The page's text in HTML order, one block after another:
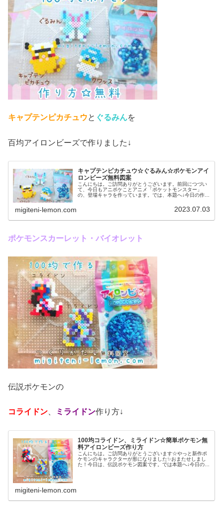
キャプテンピカチュウと ぐるみんを
百均アイロンビーズで作りました↓
キャプテンピカチュウ☆ぐるみん☆ポケモンアイ
ロンビーズ無料図案
こんにちは。ご訪問ありがとうございます。前回につづい
て、今日もアニポケことアニメ「ポケットモンスター」
の、登場キャラを作っています。では、本題へ↓今日の作品
migiteni-lemon.com 2023.07.03
ポケモンスカーレット・バイオレット
伝説ポケモンの
コライドン ミライドン作り方↓
100均コライドン、ミライドン☆簡単ポケモン無
料アイロンビーズ作り方
こんにちは。ご訪問ありがとうございます☆やっと新作ポ
ケモンのキャラクターが形になりました✨おまたせしまし
た！今日は、伝説ポケモン図案です。では本題へ↓今日の作
migiteni-lemon.com